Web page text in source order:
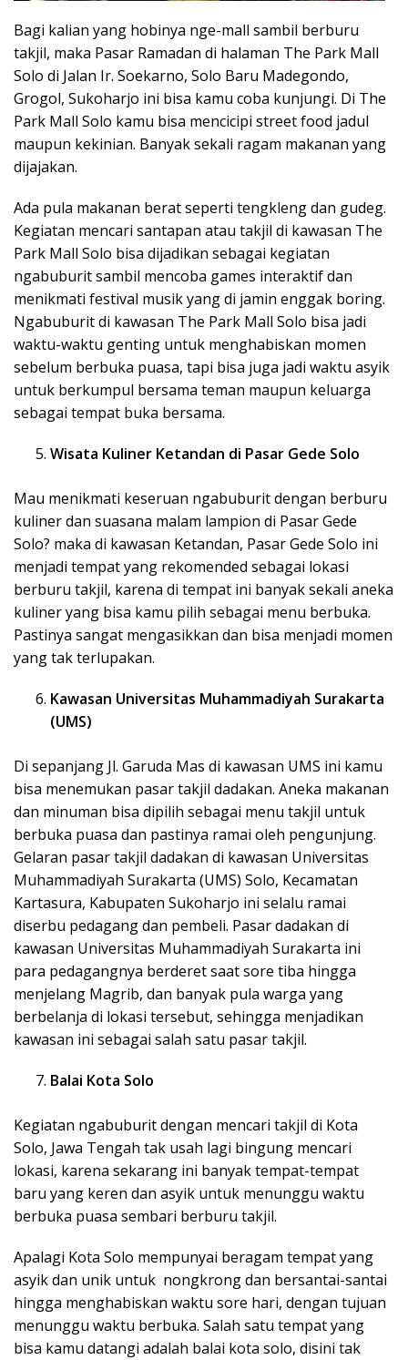
Bagi kalian yang hobinya nge-mall sambil berburu
takjil, maka Pasar Ramadan di halaman The Park Mall
Solo di Jalan Ir. Soekarno, Solo Baru Madegondo,
Grogol, Sukoharjo ini bisa kamu coba kunjungi. Di The
Park Mall Solo kamu bisa mencicipi street food jadul
maupun kekinian. Banyak sekali ragam makanan yang
dijajakan.
Ada pula makanan berat seperti tengkleng dan gudeg.
Kegiatan mencari santapan atau takjil di kawasan The
Park Mall Solo bisa dijadikan sebagai kegiatan
ngabuburit sambil mencoba games interaktif dan
menikmati festival musik yang di jamin enggak boring.
Ngabuburit di kawasan The Park Mall Solo bisa jadi
waktu-waktu genting untuk menghabiskan momen
sebelum berbuka puasa, tapi bisa juga jadi waktu asyik
untuk berkumpul bersama teman maupun keluarga
sebagai tempat buka bersama.
Wisata Kuliner Ketandan di Pasar Gede Solo
Mau menikmati keseruan ngabuburit dengan berburu
kuliner dan suasana malam lampion di Pasar Gede
Solo? maka di kawasan Ketandan, Pasar Gede Solo ini
menjadi tempat yang rekomended sebagai lokasi
berburu takjil, karena di tempat ini banyak sekali aneka
kuliner yang bisa kamu pilih sebagai menu berbuka.
Pastinya sangat mengasikkan dan bisa menjadi momen
yang tak terlupakan.
Kawasan Universitas Muhammadiyah Surakarta
(UMS)
Di sepanjang Jl. Garuda Mas di kawasan UMS ini kamu
bisa menemukan pasar takjil dadakan. Aneka makanan
dan minuman bisa dipilih sebagai menu takjil untuk
berbuka puasa dan pastinya ramai oleh pengunjung.
Gelaran pasar takjil dadakan di kawasan Universitas
Muhammadiyah Surakarta (UMS) Solo, Kecamatan
Kartasura, Kabupaten Sukoharjo ini selalu ramai
diserbu pedagang dan pembeli. Pasar dadakan di
kawasan Universitas Muhammadiyah Surakarta ini
para pedagangnya berderet saat sore tiba hingga
menjelang Magrib, dan banyak pula warga yang
berbelanja di lokasi tersebut, sehingga menjadikan
kawasan ini sebagai salah satu pasar takjil.
Balai Kota Solo
Kegiatan ngabuburit dengan mencari takjil di Kota
Solo, Jawa Tengah tak usah lagi bingung mencari
lokasi, karena sekarang ini banyak tempat-tempat
baru yang keren dan asyik untuk menunggu waktu
berbuka puasa sembari berburu takjil.
Apalagi Kota Solo mempunyai beragam tempat yang
asyik dan unik untuk nongkrong dan bersantai-santai
hingga menghabiskan waktu sore hari, dengan tujuan
menunggu waktu berbuka. Salah satu tempat yang
bisa kamu datangi adalah balai kota solo, disini tak